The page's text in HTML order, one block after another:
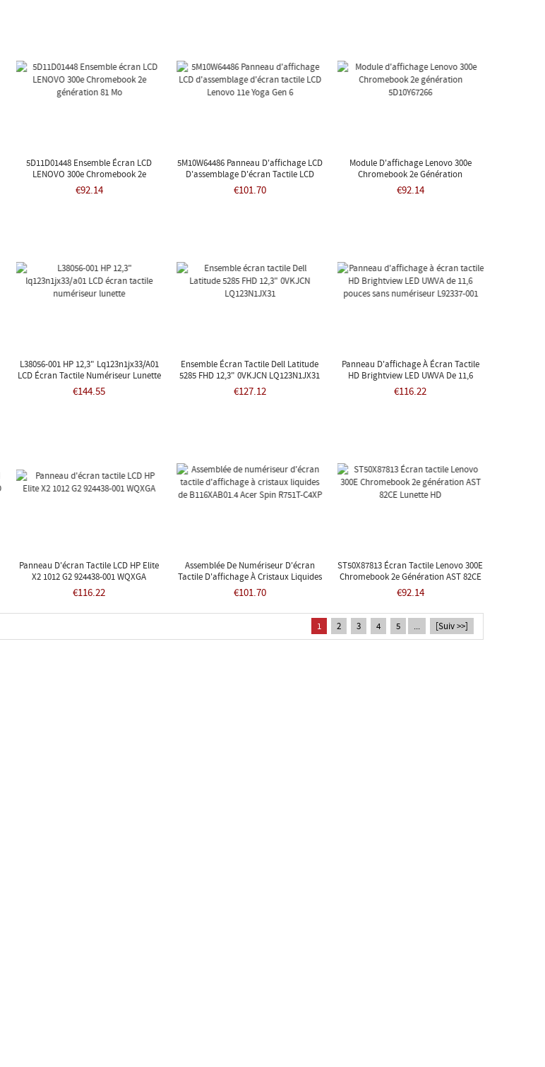
5D11D01448 Ensemble Écran LCD
LENOVO 300e Chromebook 2e
Génération 81 Mo
€92.14
5M10W64486 Panneau D'affichage LCD
D'assemblage D'écran Tactile LCD
Lenovo 11e Yoga Gen 6
€101.70
Module D'affichage Lenovo 300e
Chromebook 2e Génération
5D10Y67266
€92.14
L38056-001 HP 12,3" Lq123n1jx33/a01
LCD Écran Tactile Numériseur Lunette
€144.55
Ensemble Écran Tactile Dell Latitude
5285 FHD 12,3" 0VKJCN LQ123N1JX31
€127.12
Panneau D'affichage À Écran Tactile
HD Brightview LED UWVA De 11,6
Pouces Sans Numériseur L92337-001
€116.22
Panneau D'écran Tactile LCD HP Elite
X2 1012 G2 924438-001 WQXGA
€116.22
Assemblée De Numériseur D'écran
Tactile D'affichage À Cristaux Liquides
De B116XAB01.4 Acer Spin R751T-C4XP
€101.70
ST50X87813 Écran Tactile Lenovo 300E
Chromebook 2e Génération AST 82CE
Lunette HD
€92.14
1 2 3 4 5 ... [Suiv >>]